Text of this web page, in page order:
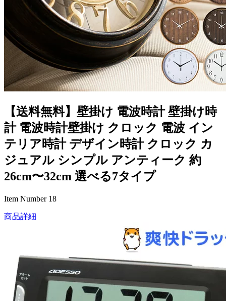
【送料無料】壁掛け 電波時計 壁掛け時
計 電波時計壁掛け クロック 電波 イン
テリア時計 デザイン時計 クロック カ
ジュアル シンプル アンティーク 約
26cm〜32cm 選べる7タイプ
Item Number 18
商品詳細